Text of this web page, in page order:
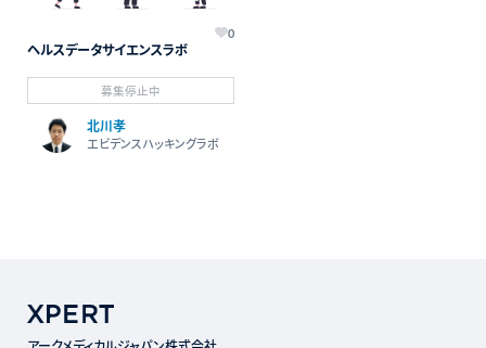
0
ヘルスデータサイエンスラボ
募集停止中
北川孝
エビデンスハッキングラボ